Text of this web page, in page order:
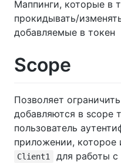
Маппинги, которые в
прокидывать/
добавляемые в токен
Scope
Позволяет
добавляются в scope
пользователь
приложении, которое
Client1
для работы